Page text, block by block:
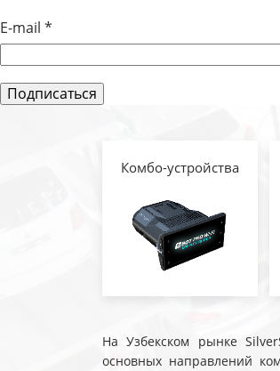
E-mail *
Комбо-устройства
На Узбекском рынке
основных направлений